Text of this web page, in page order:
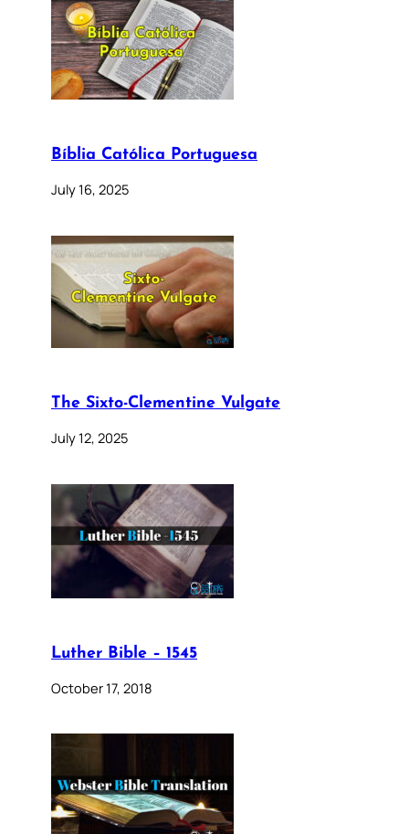
Bíblia Católica Portuguesa
July 16, 2025
The Sixto-Clementine Vulgate
July 12, 2025
Luther Bible – 1545
October 17, 2018